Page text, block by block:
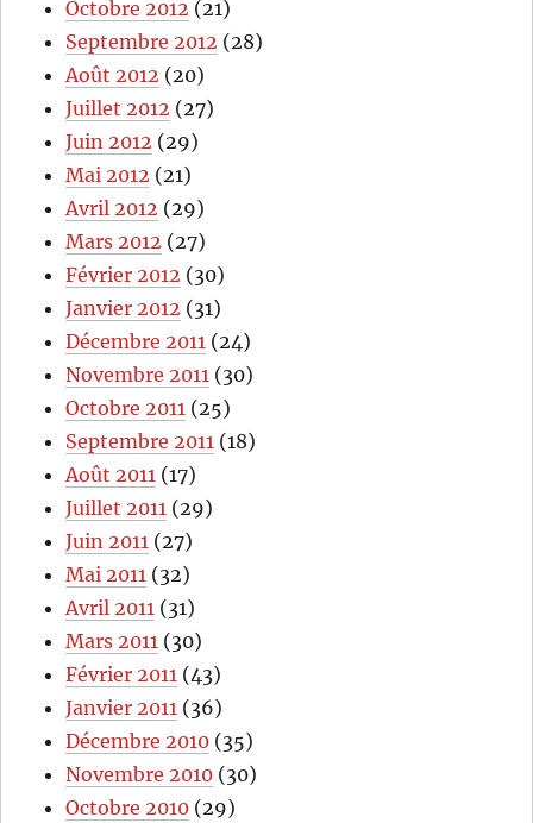
Octobre 2012 (21)
Septembre 2012 (28)
Août 2012 (20)
Juillet 2012 (27)
Juin 2012 (29)
Mai 2012 (21)
Avril 2012 (29)
Mars 2012 (27)
Février 2012 (30)
Janvier 2012 (31)
Décembre 2011 (24)
Novembre 2011 (30)
Octobre 2011 (25)
Septembre 2011 (18)
Août 2011 (17)
Juillet 2011 (29)
Juin 2011 (27)
Mai 2011 (32)
Avril 2011 (31)
Mars 2011 (30)
Février 2011 (43)
Janvier 2011 (36)
Décembre 2010 (35)
Novembre 2010 (30)
Octobre 2010 (29)